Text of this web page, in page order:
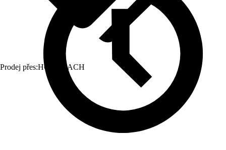
Prodej přes:HORNBACH